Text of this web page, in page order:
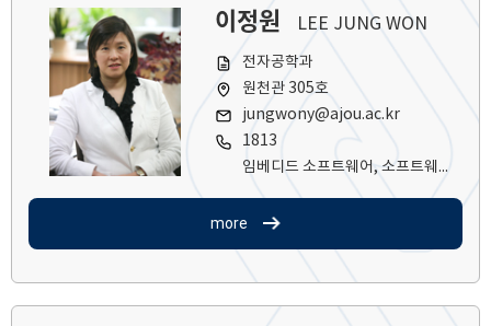
이정원 LEE JUNG WON
전자공학과
원천관 305호
jungwony@ajou.ac.kr
1813
임베디드 소프트웨어, 소프트웨어 테스팅, 온톨로지 모델링
more